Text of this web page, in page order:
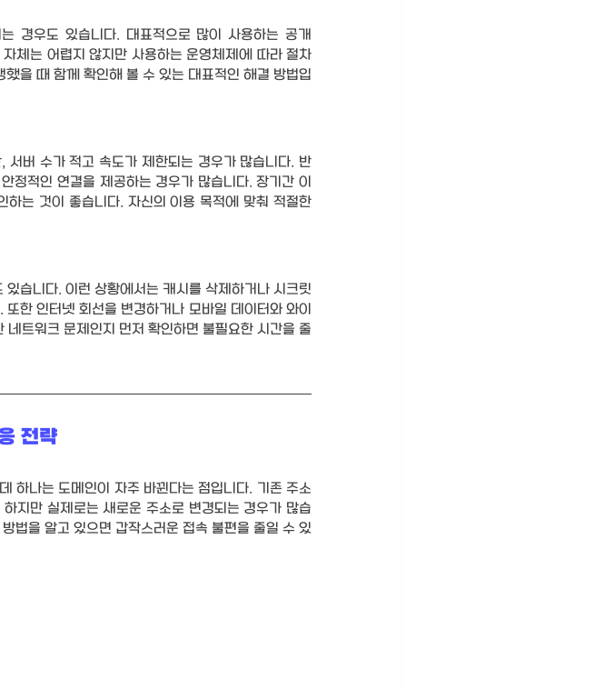
경우도 있습니다. 대표적으로 많이 사용하는 공개
체는 어렵지 않지만 사용하는 운영체제에 따라 절차
했을 때 함께 확인해 볼 수 있는 대표적인 해결 방법입
버 수가 적고 속도가 제한되는 경우가 많습니다. 반
정적인 연결을 제공하는 경우가 많습니다. 장기간 이
는 것이 좋습니다. 자신의 이용 목적에 맞춰 적절한
습니다. 이런 상황에서는 캐시를 삭제하거나 시크릿
한 인터넷 회선을 변경하거나 모바일 데이터와 와이
트워크 문제인지 먼저 확인하면 불필요한 시간을 줄
전략
하나는 도메인이 자주 바뀐다는 점입니다. 기존 주소
지만 실제로는 새로운 주소로 변경되는 경우가 많습
법을 알고 있으면 갑작스러운 접속 불편을 줄일 수 있